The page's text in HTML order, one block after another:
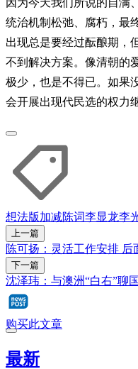
统治机制松弛、腐朽，最
出现总是要经过酝酿期，
不到解决方案。像清朝的
极少，也是不得已。如果
会开展出现代民选的权力
想法版加减陈词李显龙李
上一篇
陈可扬：灵活工作安排 后
下一篇
沈泽玮：与澳洲“白右”聊
购买此文章
最新